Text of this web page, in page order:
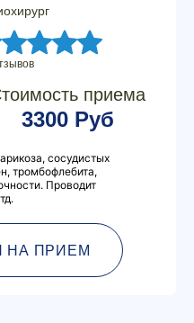
приема
3300 Руб
сосудистых
тромбофлебита,
Проводит
НА ПРИЕМ